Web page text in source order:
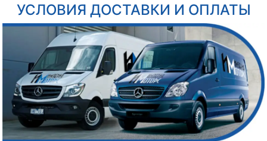
УСЛОВИЯ ДОСТАВКИ И ОПЛАТЫ